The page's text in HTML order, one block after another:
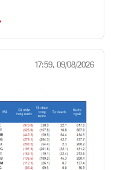
17:59, 09/08/2026